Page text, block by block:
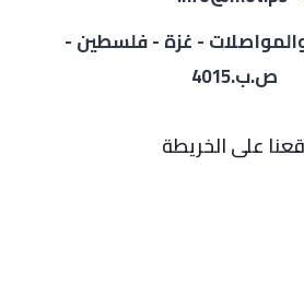
والمواصلات - غزة - فلسطين -
ص.ب.4015
على الخريطة